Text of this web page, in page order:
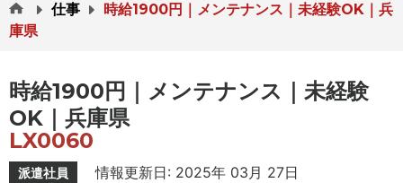
仕事
時給1900円｜メンテナンス｜未経験OK｜兵
庫県
時給1900円｜メンテナンス｜未経験
OK｜兵庫県
LX0060
派遣社員 情報更新日: 2025年 03月 27日